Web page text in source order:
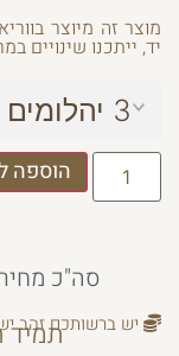
מוצר זה מיוצר
יד, ייתכנו שינויים
3 יהלומים
הוספה
סה"כ
יש ברשותכם זהב
תמיד